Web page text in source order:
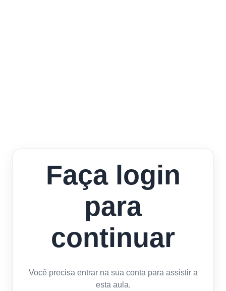
Faça login
para
continuar
Você precisa entrar na sua conta para assistir a
esta aula.